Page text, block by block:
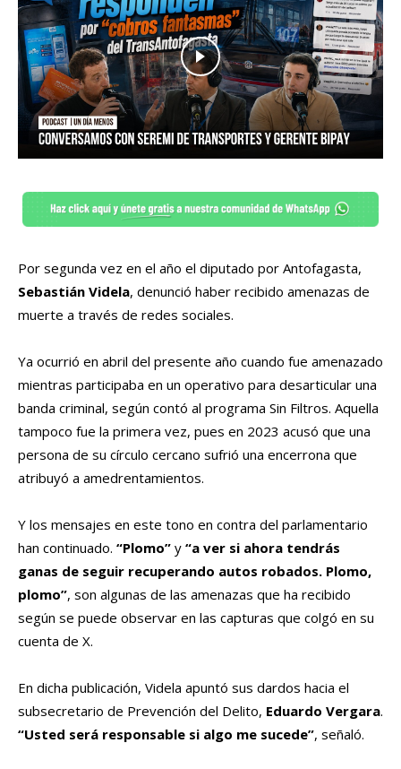
Por segunda vez en el año el diputado por Antofagasta,
Sebastián Videla, denunció haber recibido amenazas de
muerte a través de redes sociales.
Ya ocurrió en abril del presente año cuando fue amenazado
mientras participaba en un operativo para desarticular una
banda criminal, según contó al programa Sin Filtros. Aquella
tampoco fue la primera vez, pues en 2023 acusó que una
persona de su círculo cercano sufrió una encerrona que
atribuyó a amedrentamientos.
Y los mensajes en este tono en contra del parlamentario
han continuado. “Plomo” y “a ver si ahora tendrás
ganas de seguir recuperando autos robados. Plomo,
plomo”, son algunas de las amenazas que ha recibido
según se puede observar en las capturas que colgó en su
cuenta de X.
En dicha publicación, Videla apuntó sus dardos hacia el
subsecretario de Prevención del Delito, Eduardo Vergara.
“Usted será responsable si algo me sucede”, señaló.